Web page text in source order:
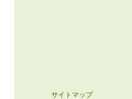
サイトマップ